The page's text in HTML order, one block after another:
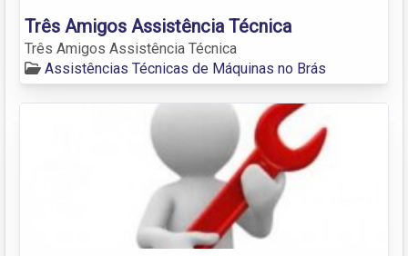
Três Amigos Assistência Técnica
Três Amigos Assistência Técnica
Assistências Técnicas de Máquinas no Brás